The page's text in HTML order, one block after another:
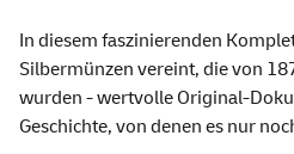
In diesem faszinierenden
Silbermünzen vereint, die von
wurden - wertvolle Original-
Geschichte, von denen es nur